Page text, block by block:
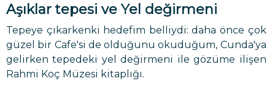
Aşıklar tepesi ve Yel değirmeni
Tepeye çıkarkenki hedefim belliydi: daha önce çok
güzel bir Cafe'si de olduğunu okuduğum, Cunda'ya
gelirken tepedeki yel değirmeni ile gözüme ilişen
Rahmi Koç Müzesi kitaplığı.